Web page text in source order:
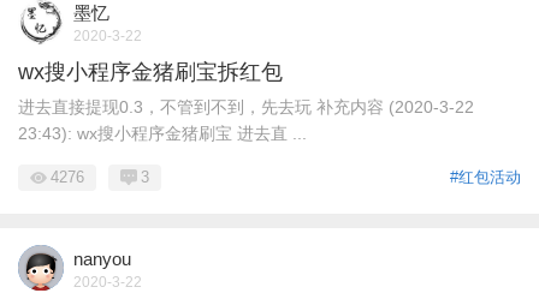
墨忆
2020-3-22
wx搜小程序金猪刷宝拆红包
进去直接提现0.3，不管到不到，先去玩 补充内容 (2020-3-22
23:43): wx搜小程序金猪刷宝 进去直 ...
#红包活动
4276 3
nanyou
2020-3-22